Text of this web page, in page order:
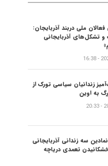
ملی دربند آذربایجان:
و تشکل‌های آذربایجانی
زندانیان سیاسی تورک از
به اوین
سه زندانی آذربایجانی
تعمدی دریاچه